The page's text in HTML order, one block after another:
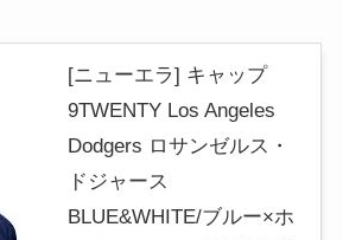
[ニューエラ] キャップ
9TWENTY Los Angeles
Dodgers ロサンゼルス・
ドジャース
BLUE&WHITE/ブルー×ホ